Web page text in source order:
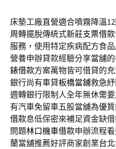
床墊工廠直營適合噴霧降溫12
周轉擺脫傳統式新莊支票借款
服務，使用特定疾病配方食
營養申辦貸款經驗分享當舖
錶借款方案萬物皆可借貸的
銀行尚有車貸板橋當鋪救急
週轉銀行限制人全年無休需
有汽車免留車五股當舖為優
借款息低保密來補足資金缺
問題林口機車借款申辦流程
蘭當舖推薦好評商家創業台